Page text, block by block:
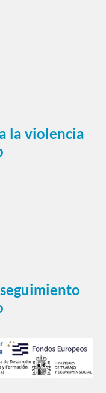
la violencia